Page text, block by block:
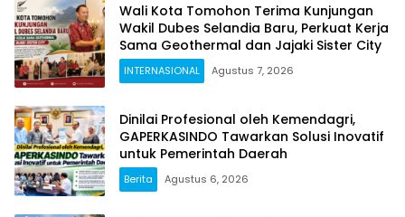
Wali Kota Tomohon Terima Kunjungan
Wakil Dubes Selandia Baru, Perkuat Kerja
Sama Geothermal dan Jajaki Sister City
INTERNASIONAL Agustus 7, 2026
Dinilai Profesional oleh Kemendagri,
GAPERKASINDO Tawarkan Solusi Inovatif
untuk Pemerintah Daerah
Berita Agustus 6, 2026